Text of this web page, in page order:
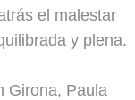
el malestar
y plena.
Girona, Paula